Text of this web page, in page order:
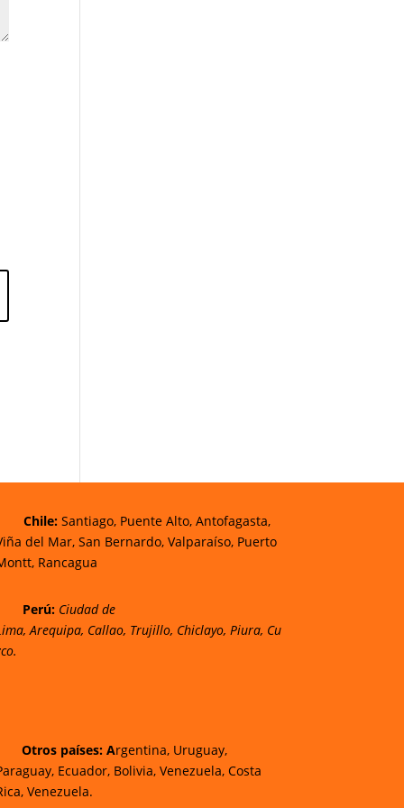
Chile:Santiago, Puente Alto, Antofagasta,
del Mar, San Bernardo, Valparaíso, Puerto
Rancagua
Perú: Ciudad de
,Arequipa, Callao, Trujillo, Chiclayo, Piura, Cu
Otros países: Argentina, Uruguay,
Ecuador, Bolivia, Venezuela, Costa
Venezuela.